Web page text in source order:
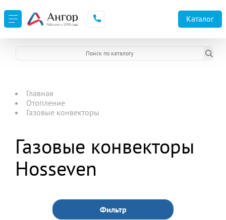
Каталог
Главная
Отопление
Газовые конвекторы
Газовые конвекторы
Hosseven
Фильтр